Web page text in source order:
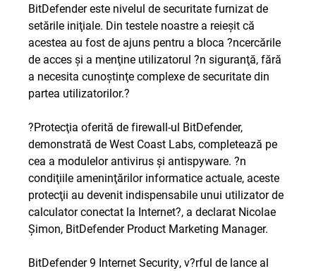
BitDefender este nivelul de securitate furnizat de
setările iniţiale. Din testele noastre a reieşit că
acestea au fost de ajuns pentru a bloca ?ncercările
de acces şi a menţine utilizatorul ?n siguranţă, fără
a necesita cunoştinţe complexe de securitate din
partea utilizatorilor.?
?Protecţia oferită de firewall-ul BitDefender,
demonstrată de West Coast Labs, completează pe
cea a modulelor antivirus şi antispyware. ?n
condiţiile ameninţărilor informatice actuale, aceste
protecţii au devenit indispensabile unui utilizator de
calculator conectat la Internet?, a declarat Nicolae
Şimon, BitDefender Product Marketing Manager.
BitDefender 9 Internet Security, v?rful de lance al